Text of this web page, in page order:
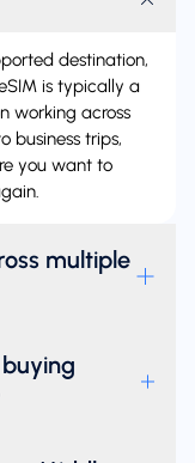
destination,
is typically a
working across
business trips,
you want to
multiple